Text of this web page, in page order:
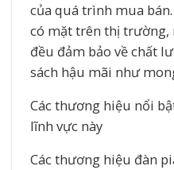
của quá trình mua
có mặt trên thị trường,
đều đảm bảo về chất
sách hậu mãi như
Các thương hiệu nổi
lĩnh vực này
Các thương hiệu đàn